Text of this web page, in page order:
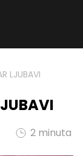
LJUBAVI
2 minuta